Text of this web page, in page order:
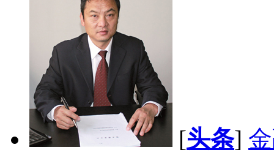
[头条]